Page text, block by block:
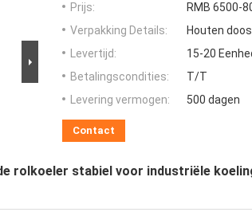
Prijs:
RMB 6500-
Verpakking Details:
Houten
Levertijd:
15-20
Betalingscondities:
T/T
Levering vermogen:
500 dagen
Contact
rolkoeler stabiel voor industriële